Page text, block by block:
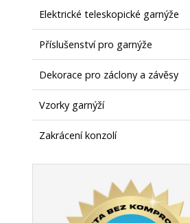
Elektrické teleskopické garnýže
Příslušenství pro garnýže
Dekorace pro záclony a závěsy
Vzorky garnýží
Zakrácení konzolí